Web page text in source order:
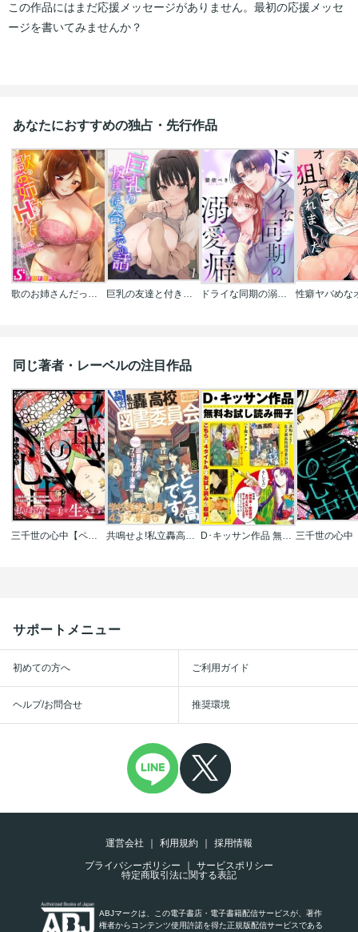
この作品にはまだ応援メッセージがありません。最初の応援メッセ
ージを書いてみませんか？
あなたにおすすめの独占・先行作品
歌のお姉さんだってHしたい～こんな顔､TVの前のみんなには見せられないよ… 巨乳の友達と付き合うまでの話 ドライな同期の溺愛癖
同じ著者・レーベルの注目作品
共鳴せよ!私立轟高校図書委員会 三千世の心中
サポートメニュー
初めての方へ ご利用ガイド
ヘルプ/お問合せ 推奨環境
運営会社 利用規約
採用情報
プライバシーポリシー
サービスポリシー
特定商取引法に関する表記
ABJマークは、この電子書店・電子書籍配信サービスが、著作
権者からコンテンツ使用許諾を得た正規版配信サービスである